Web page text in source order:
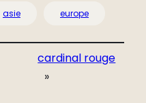
asie europe
cardinal rouge
»